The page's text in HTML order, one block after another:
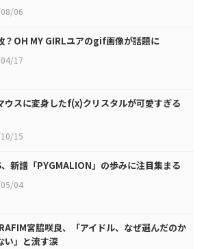
06
？OH MY GIRLユアのgif画像が話題に
17
ウスに変身したf(x)クリスタルが可愛すぎる
15
新譜「PYGMALION」の歩みに注目集まる
04
宮脇咲良、「アイドル、なぜ選んだのか
い」と流す涙